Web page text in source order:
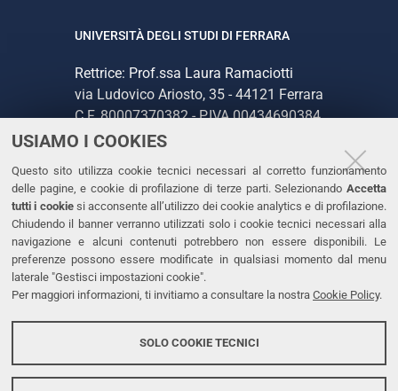
USIAMO I COOKIES
Questo sito utilizza cookie tecnici necessari al corretto funzionamento
delle pagine, e cookie di profilazione di terze parti. Selezionando Accetta
tutti i cookiesi acconsente all’utilizzo dei cookie analytics e di profilazione.
Chiudendo il banner verranno utilizzati solo i cookie tecnici necessari alla
navigazione e alcuni contenuti potrebbero non essere disponibili. Le
preferenze possono essere modificate in qualsiasi momento dal menu
laterale "Gestisci impostazioni cookie".
Per maggiori informazioni, ti invitiamo a consultare la nostra Cookie Policy.
SOLO COOKIE TECNICI
UNIVERSITÀ DEGLI STUDI DI FERRARA
Rettrice: Prof.ssa Laura Ramaciotti
via Ludovico Ariosto, 35 - 44121 Ferrara
C.F. 80007370382 - P.IVA 00434690384
CONTATTI
Tel. +39 0532 293111
Fax. +39 0532 293031
PEC
LINKS
Accessibilità
Protezione dati personali